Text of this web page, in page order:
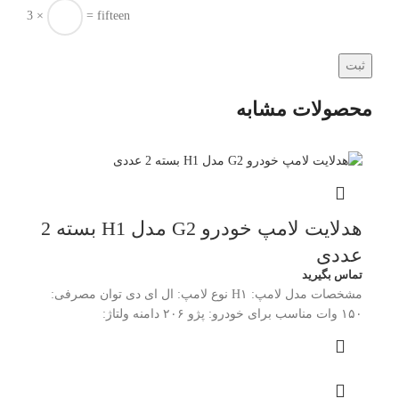
3 × = fifteen
محصولات مشابه
هدلایت لامپ خودرو G2 مدل H1 بسته 2
عددی
تماس بگیرید
مشخصات مدل لامپ: H۱ نوع لامپ: ال ای دی توان مصرفی:
۱۵۰ وات مناسب برای خودرو: پژو ۲۰۶ دامنه ولتاژ: